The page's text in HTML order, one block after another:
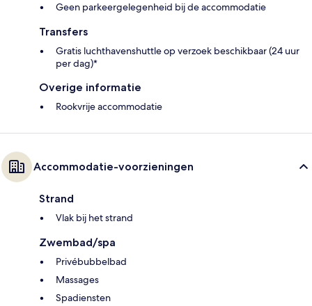
Geen parkeergelegenheid bij de accommodatie
Transfers
Gratis luchthavenshuttle op verzoek beschikbaar (24 uur
per dag)*
Overige informatie
Rookvrije accommodatie
Accommodatie-voorzieningen
Strand
Vlak bij het strand
Zwembad/spa
Privébubbelbad
Massages
Spadiensten